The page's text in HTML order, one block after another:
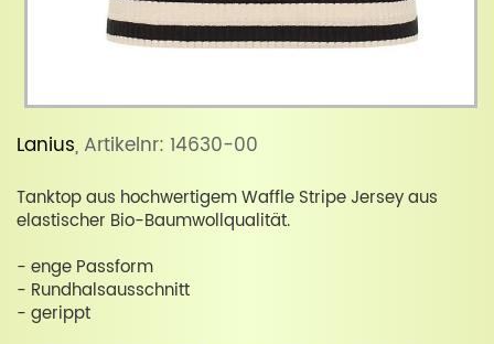
Lanius, Artikelnr: 14630-00
Tanktop aus hochwertigem Waffle Stripe Jersey aus
elastischer Bio-Baumwollqualität.
- enge Passform
- Rundhalsausschnitt
- gerippt